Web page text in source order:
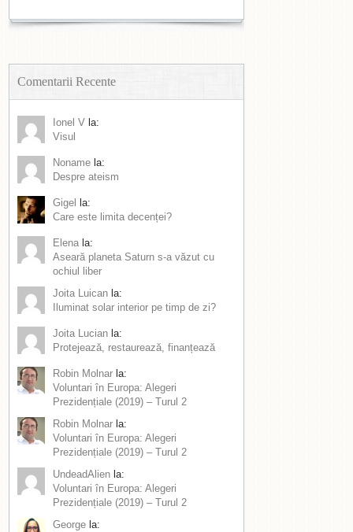
Comentarii Recente
Ionel V la:
Visul
Noname la:
Despre ateism
Gigel
la:
Care este limita decenței?
Elena la:
Aseară planeta Saturn s-a văzut cu
ochiul liber
Joita Luican la:
Iluminat solar interior pe timp de zi?
Joita Lucian la:
Protejează, restaurează, finanțează
Robin Molnar la:
Voluntari în Europa: Alegeri
Prezidențiale (2019) – Turul 2
Robin Molnar la:
Voluntari în Europa: Alegeri
Prezidențiale (2019) – Turul 2
UndeadAlien la:
Voluntari în Europa: Alegeri
Prezidențiale (2019) – Turul 2
George la: